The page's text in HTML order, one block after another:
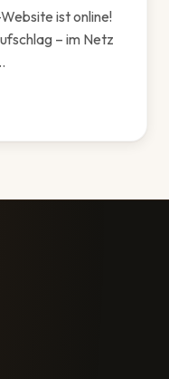
ist online!
– im Netz